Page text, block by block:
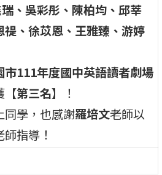
、吳彩彤、陳柏均、邱莘
禔、徐苡恩、王雅臻、游婷
市111年度國中英語讀者劇場
【第三名】！
同學，也感謝羅培文老師以
師指導！